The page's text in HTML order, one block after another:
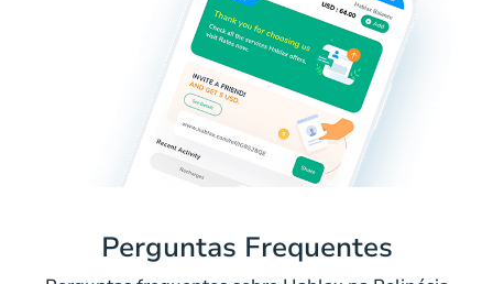
Perguntas Frequentes